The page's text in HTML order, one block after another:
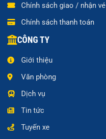
Chính sách giao / nhận vé
Chính sách thanh toán
CÔNG TY
Giới thiệu
Văn phòng
Dịch vụ
Tin tức
Tuyến xe